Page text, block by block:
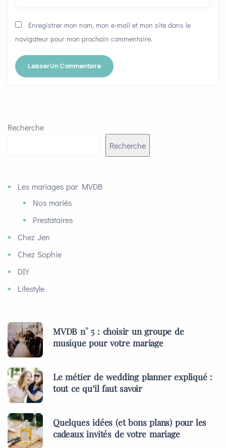
Enregistrer mon nom, mon e-mail et mon site dans le
navigateur pour mon prochain commentaire.
Recherche
Recherche
Les mariages par MVDB
Nos mariés
Prestataires
Chez Jen
Chez Sophie
DIY
Lifestyle
MVDB n° 5 : choisir un groupe de
musique pour votre mariage
Le métier de wedding planner expliqué :
tout ce qu’il faut savoir
Quelques idées (et bons plans) pour les
cadeaux invités de votre mariage